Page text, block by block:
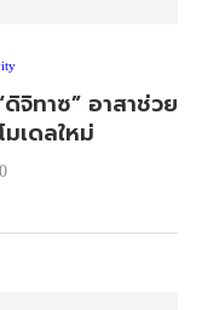
จิทาซ” อาสาช่วย
เดลใหม่